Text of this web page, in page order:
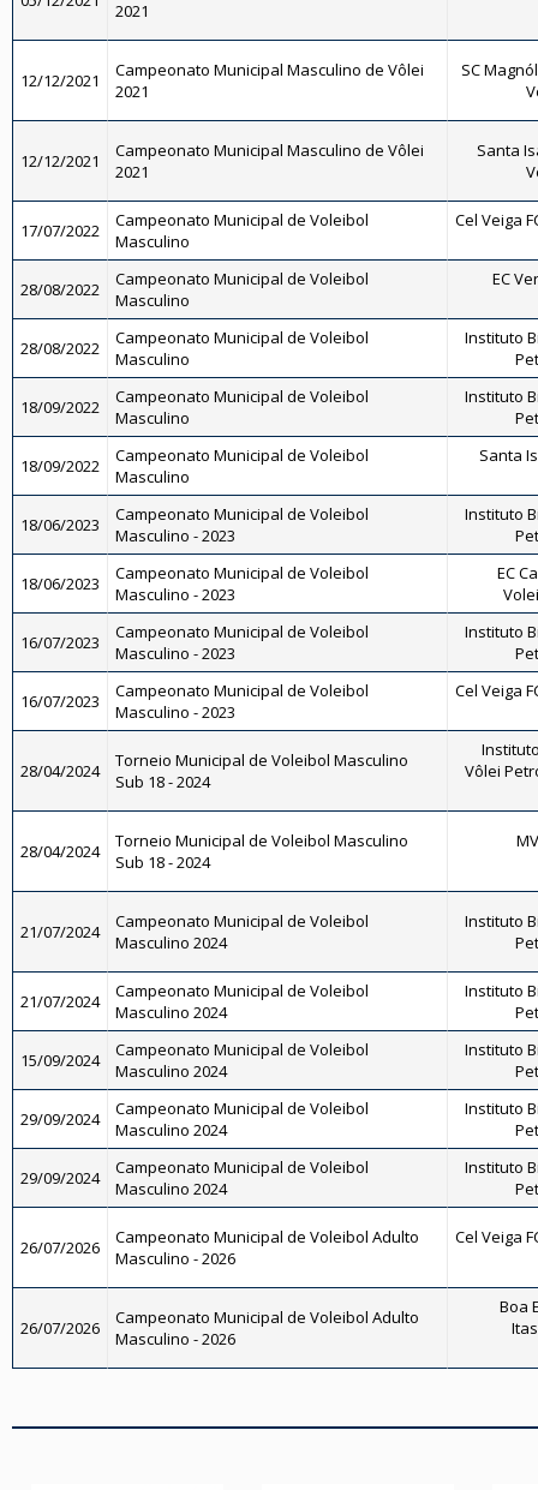
2021
12/12/2021
Campeonato Municipal Masculino de Vôlei
2021
SC
12/12/2021
Campeonato Municipal Masculino de Vôlei
2021
Santa
17/07/2022
Campeonato Municipal de Voleibol
Masculino
Cel Veiga
28/08/2022
Campeonato Municipal de Voleibol
Masculino
EC
28/08/2022
Campeonato Municipal de Voleibol
Masculino
Instituto
18/09/2022
Campeonato Municipal de Voleibol
Masculino
Instituto
18/09/2022
Campeonato Municipal de Voleibol
Masculino
Santa
18/06/2023
Campeonato Municipal de Voleibol
Masculino - 2023
Instituto
18/06/2023
Campeonato Municipal de Voleibol
Masculino - 2023
EC
16/07/2023
Campeonato Municipal de Voleibol
Masculino - 2023
Instituto
16/07/2023
Campeonato Municipal de Voleibol
Masculino - 2023
Cel Veiga
28/04/2024
Torneio Municipal de Voleibol Masculino
Sub 18 - 2024
Vôlei
28/04/2024
Torneio Municipal de Voleibol Masculino
Sub 18 - 2024
21/07/2024
Campeonato Municipal de Voleibol
Masculino 2024
Instituto
21/07/2024
Campeonato Municipal de Voleibol
Masculino 2024
Instituto
15/09/2024
Campeonato Municipal de Voleibol
Masculino 2024
Instituto
29/09/2024
Campeonato Municipal de Voleibol
Masculino 2024
Instituto
29/09/2024
Campeonato Municipal de Voleibol
Masculino 2024
Instituto
26/07/2026
Campeonato Municipal de Voleibol Adulto
Masculino - 2026
Cel Veiga
26/07/2026
Campeonato Municipal de Voleibol Adulto
Masculino - 2026
Boa